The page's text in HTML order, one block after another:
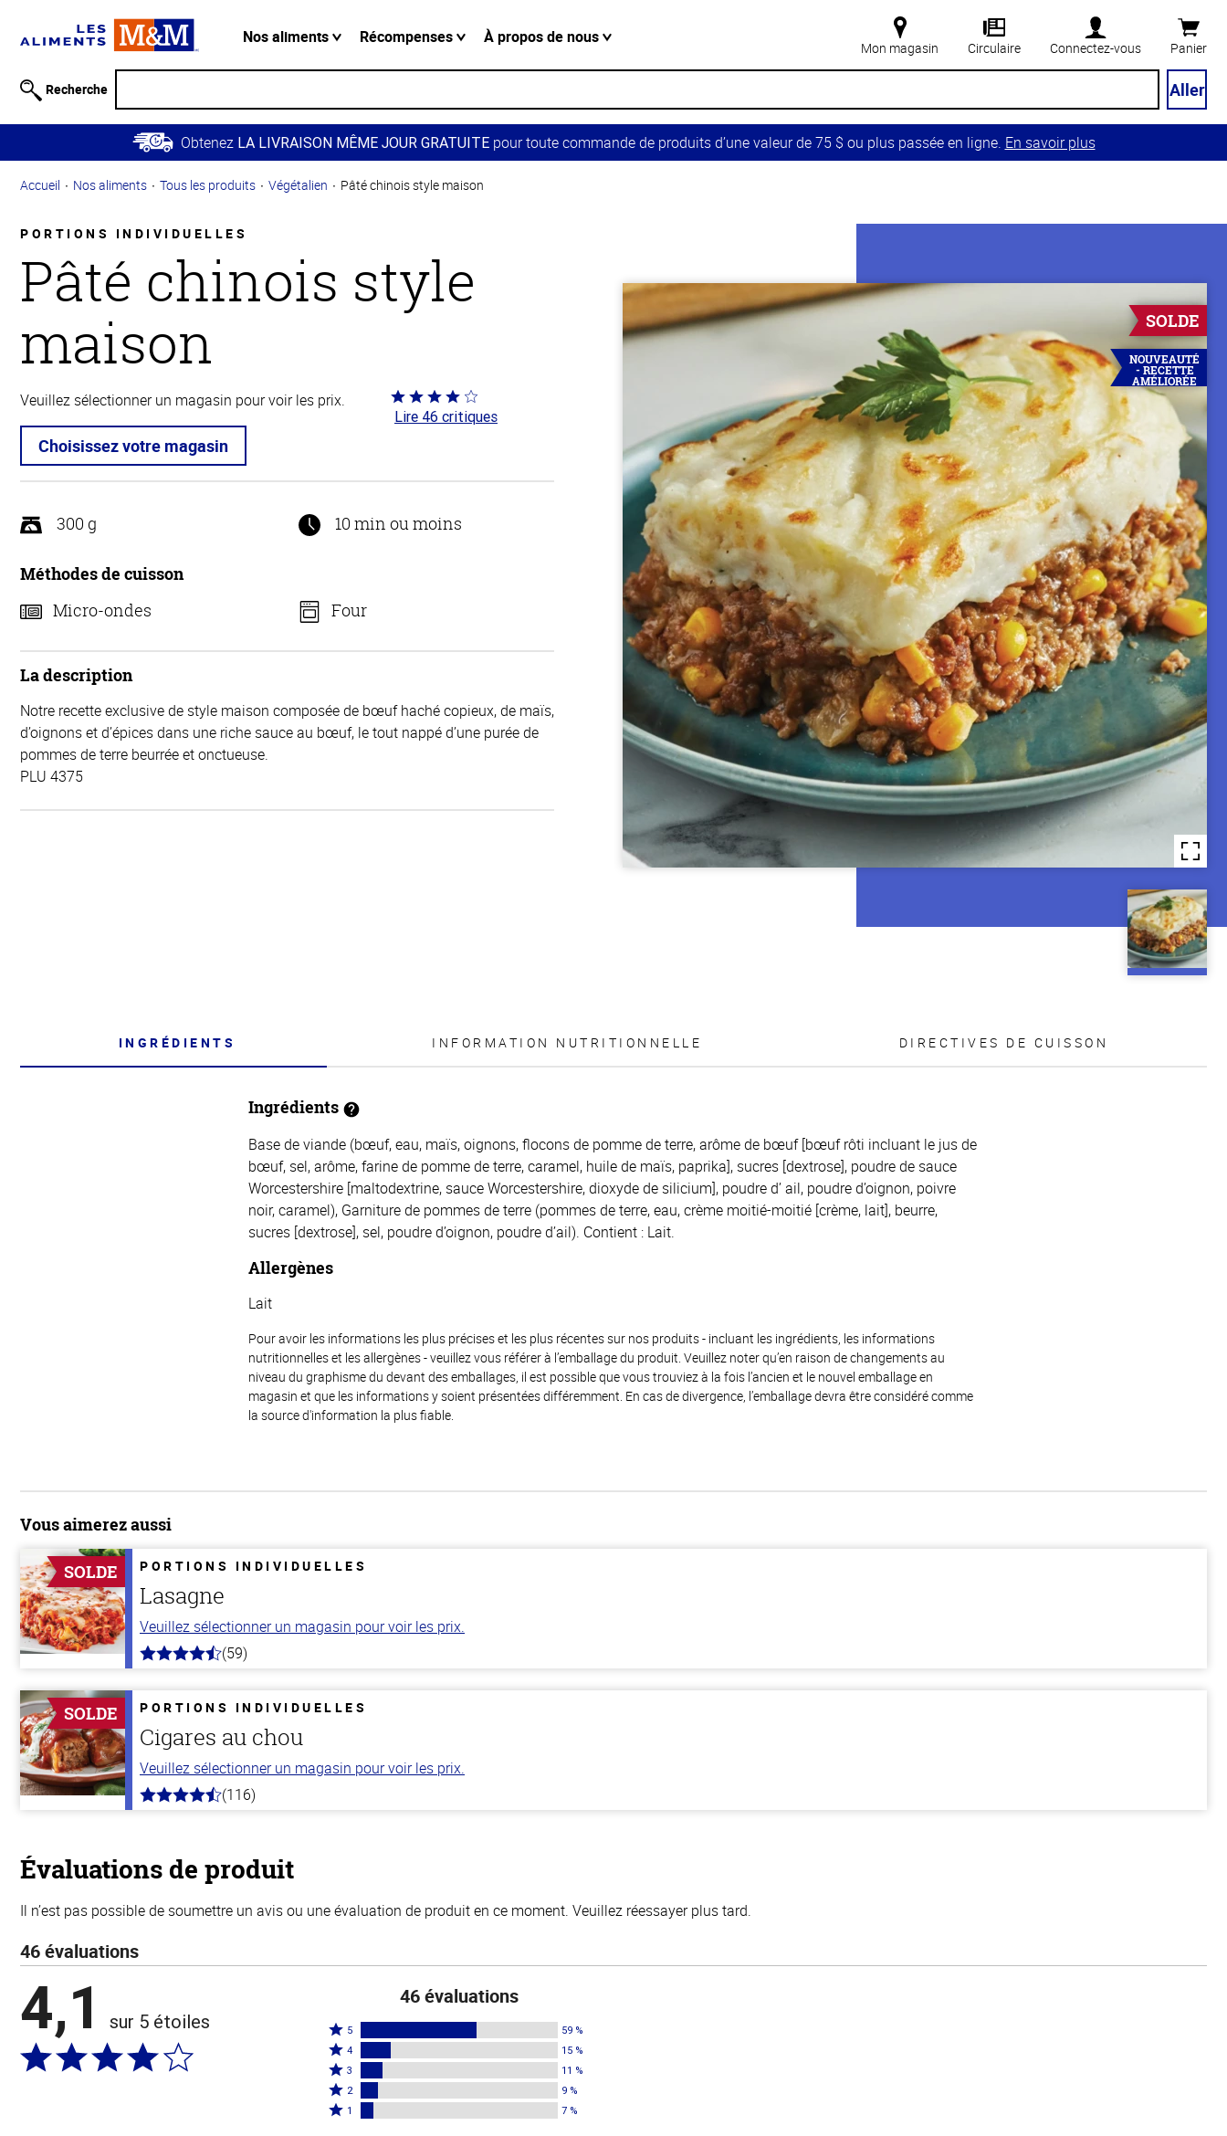
relative à
Passer
contenu
Retour à
principale
Nos aliments Récompenses À propos de nous
Mon magasin Circulaire Connectez-vous Panier
Recherche Aller
Obtenez LA LIVRAISON MÊME JOUR GRATUITEpour toute commande de produits d’une valeur de 75 $ ou plus passée en ligne. En savoir plus
Accueil Nos aliments Tous les produits Végétalien Pâté chinois style maison
PORTIONS INDIVIDUELLES
Pâté chinois style
maison
SOLDE
NOUVEAUTÉ
- RECETTE
AMÉLIORÉE
Veuillez sélectionner un magasin pour voir les prix.
Choisissez votre magasin
Coté
4.1 sur
Lire 46 critiques
300 g 10 min ou moins
Méthodes de cuisson
Micro-ondes
Four
La description
Notre recette exclusive de style maison composée de bœuf haché copieux, de maïs,
d’oignons et d’épices dans une riche sauce au bœuf, le tout nappé d’une purée de
pommes de terre beurrée et onctueuse.
PLU 4375
INGRÉDIENTS INFORMATION NUTRITIONNELLE DIRECTIVES DE CUISSON
Ingrédients
Base de viande (bœuf, eau, maïs, oignons, flocons de pomme de terre, arôme de bœuf [bœuf rôti incluant le jus de
bœuf, sel, arôme, farine de pomme de terre, caramel, huile de maïs, paprika], sucres [dextrose], poudre de sauce
Worcestershire [maltodextrine, sauce Worcestershire, dioxyde de silicium], poudre d’ ail, poudre d’oignon, poivre
noir, caramel), Garniture de pommes de terre (pommes de terre, eau, crème moitié-moitié [crème, lait], beurre,
sucres [dextrose], sel, poudre d’oignon, poudre d’ail). Contient : Lait.
Allergènes
Lait
Pour avoir les informations les plus précises et les plus récentes sur nos produits - incluant les ingrédients, les informations
nutritionnelles et les allergènes - veuillez vous référer à l’emballage du produit. Veuillez noter qu’en raison de changements au
niveau du graphisme du devant des emballages, il est possible que vous trouviez à la fois l’ancien et le nouvel emballage en
magasin et que les informations y soient présentées différemment. En cas de divergence, l’emballage devra être considéré comme
la source d'information la plus fiable.
Vous aimerez aussi
SOLDE PORTIONS INDIVIDUELLES
Lasagne
Veuillez sélectionner un magasin pour voir les prix.
4.3
5
stars
(59)
SOLDE PORTIONS INDIVIDUELLES
Cigares au chou
Veuillez sélectionner un magasin pour voir les prix.
4.2
(116)
Évaluations de produit
Il n’est pas possible de soumettre un avis ou une évaluation de produit en ce moment. Veuillez réessayer plus tard.
46 évaluations
4,1 sur 5 étoiles
46 évaluations
Coté
5
étoiles
par
59 %
5 59 %
Coté
4
étoiles
par
4 15 %
Coté
3
étoiles
3 11 %
Coté
2
2 9 %
Coté1 7 %